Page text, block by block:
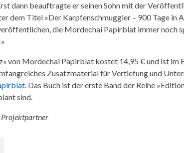
dann beauftragte er seinen Sohn mit der
dem Titel »Der Karpfenschmuggler – 900 Tage in
die Mordechai Papirblat immer noch
von Mordechai Papirblat kostet 14,95 € und ist im
Zusatzmaterial für Vertiefung und
. Das Buch ist der erste Band der Reihe
sind.